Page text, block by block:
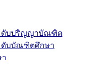
ดับปริญญาบัณฑิต
ดับบัณฑิตศึกษา